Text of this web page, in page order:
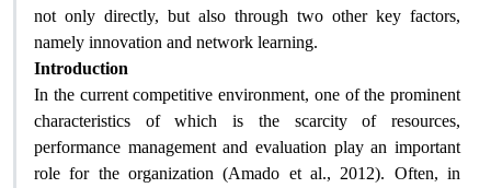
not only directly, but also through two other key factors,
namely innovation and network learning.
Introduction
In the current competitive environment, one of the prominent
characteristics of which is the scarcity of resources,
performance management and evaluation play an important
role for the organization (Amado et al., 2012). Often, in